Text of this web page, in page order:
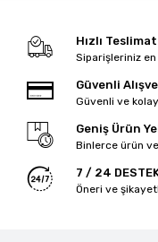
Hızlı Teslimat
Siparişleriniz en
Güvenli
Güvenli ve
Geniş Ürün
Binlerce ürün
7 / 24
Öneri ve